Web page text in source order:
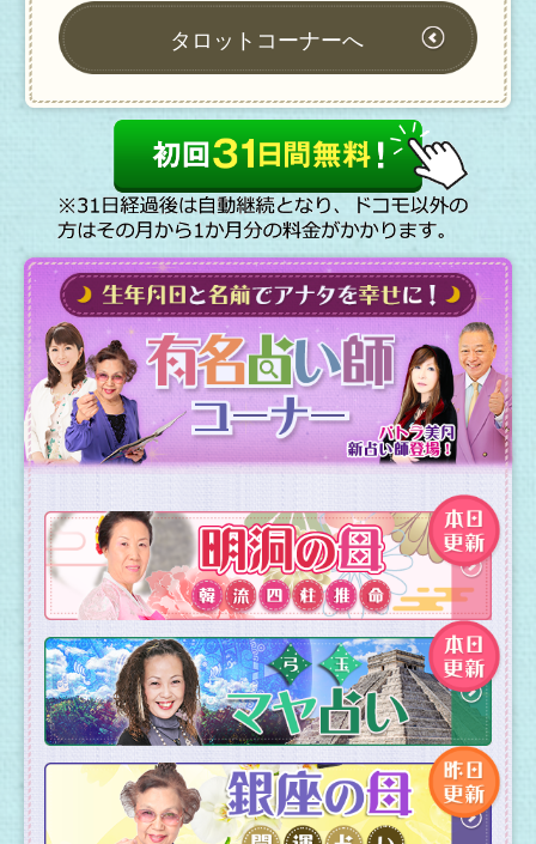
※占い師コーナーは、らくらくホンではご利用
よくある質問/お問い合わせ
提供事業者等に関する表示
©株式会社コンコース